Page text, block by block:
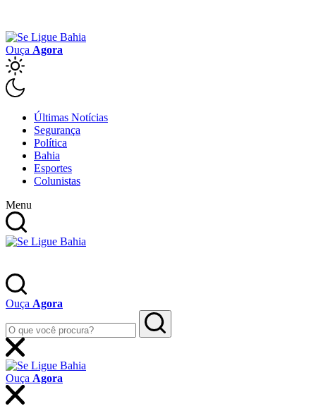
Ouça Agora
Últimas Notícias
Segurança
Política
Bahia
Esportes
Colunistas
Menu
Ouça Agora
Ouça Agora